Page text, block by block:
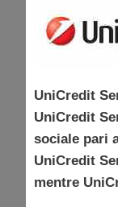
UniCredit
UniCredit
sociale pari
UniCredit
mentre